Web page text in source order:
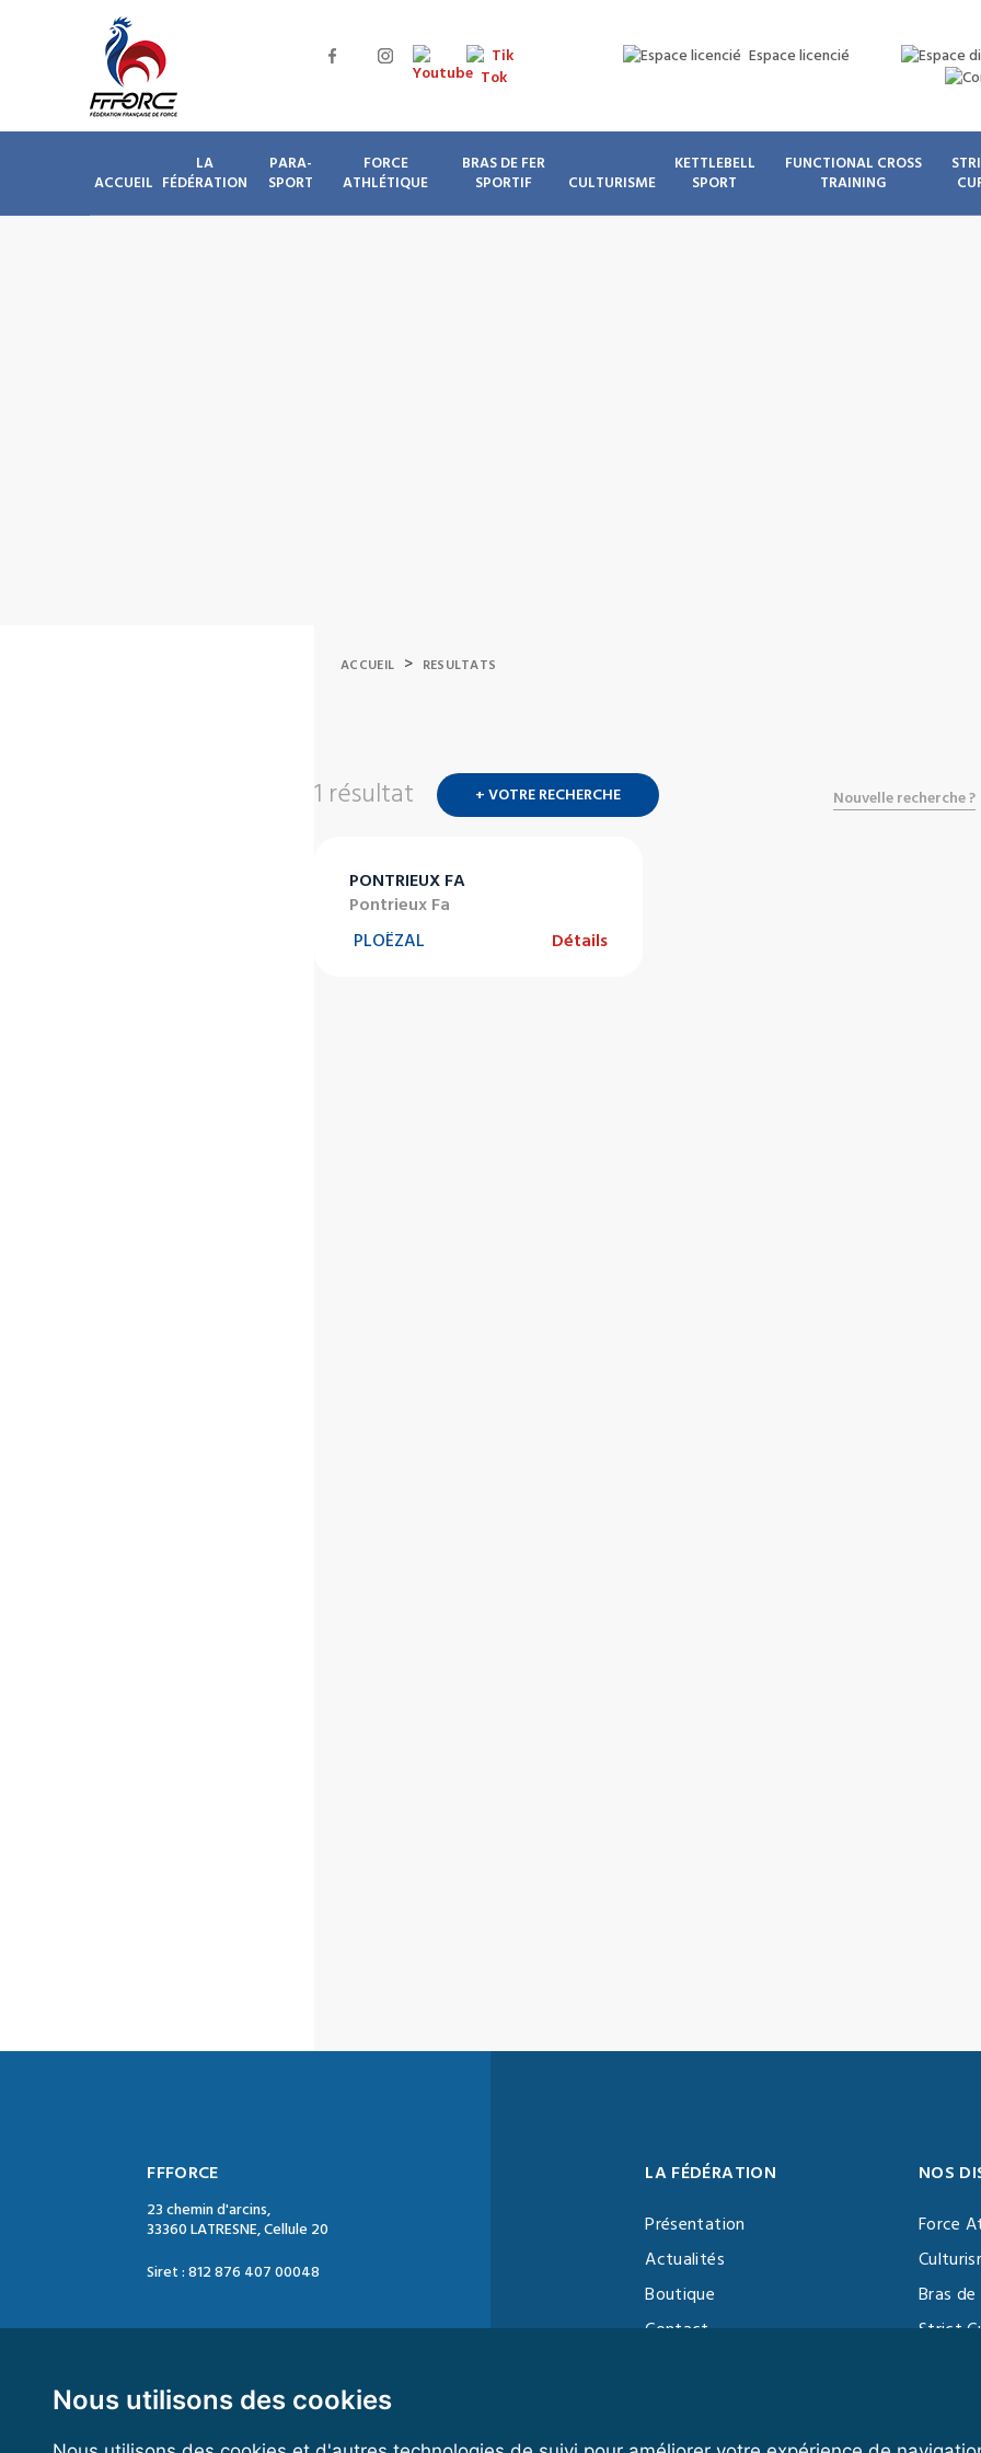
Nous utilisons des cookies
Espace licencié
ACCUEIL
LA
FÉDÉRATION
PARA-
SPORT
FORCE
ATHLÉTIQUE
BRAS DE FER
SPORTIF
CULTURISME
KETTLEBELL
SPORT
FUNCTIONAL CROSS
TRAINING
ACCUEIL > RESULTATS
1 résultat + VOTRE RECHERCHE Nouvelle recherche ?
PONTRIEUX FA
Pontrieux Fa
PLOËZAL
Détails
FFFORCE
23 chemin d'arcins,
33360 LATRESNE, Cellule 20
Siret : 812 876 407 00048
Mail : contact@ffforce.fr
LA FÉDÉRATION
Présentation
Actualités
Boutique
Contact
NOS
Force
Bras
Strict